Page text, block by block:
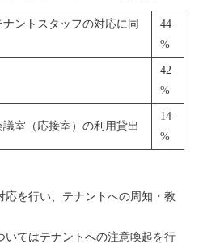
ントスタッフの対応に同
44
%
42
%
室（応接室）の利用貸出
14
%
応を行い、テナントへの周知・教
いてはテナントへの注意喚起を行